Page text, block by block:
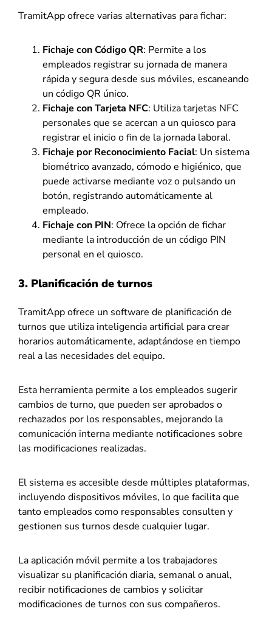
TramitApp ofrece varias alternativas para fichar:
Fichaje con Código QR: Permite a los
empleados registrar su jornada de manera
rápida y segura desde sus móviles, escaneando
un código QR único.
Fichaje con Tarjeta NFC: Utiliza tarjetas NFC
personales que se acercan a un quiosco para
registrar el inicio o fin de la jornada laboral.
Fichaje por Reconocimiento Facial: Un sistema
biométrico avanzado, cómodo e higiénico, que
puede activarse mediante voz o pulsando un
botón, registrando automáticamente al
empleado.
Fichaje con PIN: Ofrece la opción de fichar
mediante la introducción de un código PIN
personal en el quiosco.
3. Planificación de turnos
TramitApp ofrece un software de planificación de
turnos que utiliza inteligencia artificial para crear
horarios automáticamente, adaptándose en tiempo
real a las necesidades del equipo.
Esta herramienta permite a los empleados sugerir
cambios de turno, que pueden ser aprobados o
rechazados por los responsables, mejorando la
comunicación interna mediante notificaciones sobre
las modificaciones realizadas.
El sistema es accesible desde múltiples plataformas,
incluyendo dispositivos móviles, lo que facilita que
tanto empleados como responsables consulten y
gestionen sus turnos desde cualquier lugar.
La aplicación móvil permite a los trabajadores
visualizar su planificación diaria, semanal o anual,
recibir notificaciones de cambios y solicitar
modificaciones de turnos con sus compañeros.